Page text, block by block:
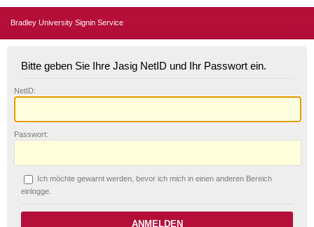
Bradley University Signin Service
Bitte geben Sie Ihre Jasig NetID und Ihr Passwort ein.
NetID:
Passwort:
Ich möchte gewarnt werden, bevor ich mich in einen anderen Bereich
einlogge.